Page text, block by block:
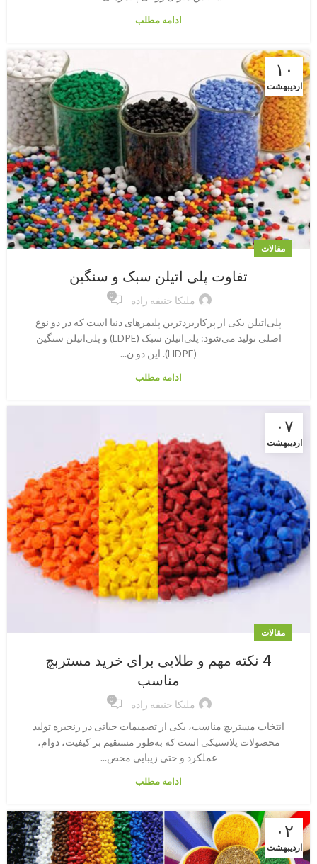
ادامه مطلب
۱۰
اردیبهشت
مقالات
تفاوت پلی اتیلن سبک و سنگین
ملیکا حنیفه راده 0
پلی‌اتیلن یکی از پرکاربردترین پلیمرهای دنیا است که در دو نوع
اصلی تولید می‌شود: پلی‌اتیلن سبک (LDPE) و پلی‌اتیلن سنگین
(HDPE). این دو ن...
ادامه مطلب
۰۷
اردیبهشت
مقالات
4 نکته مهم و طلایی برای خرید مستربچ
مناسب
ملیکا حنیفه راده 0
انتخاب مستربچ مناسب، یکی از تصمیمات حیاتی در زنجیره تولید
محصولات پلاستیکی است که به‌طور مستقیم بر کیفیت، دوام،
عملکرد و حتی زیبایی محص...
ادامه مطلب
۰۲
اردیبهشت